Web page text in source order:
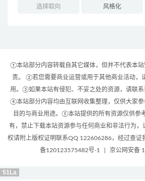
选择取向 风格化
①本站部分内容转载自其它媒体，但并不代表本站
责。 ②若您需要商业运营或用于其他商业活动，
用。③如果本站有侵犯、不妥之处的资源，请联系
④本站部分内容均由互联网收集整理，仅供大家
目的与商业用途。⑤本站提供的所有资源仅供参
有，禁止下载本站资源参与任何商业和非法行为
权请附上版权证明联系QQ 122606286，经过查证
备120123575482号-1
京公网安备
51La